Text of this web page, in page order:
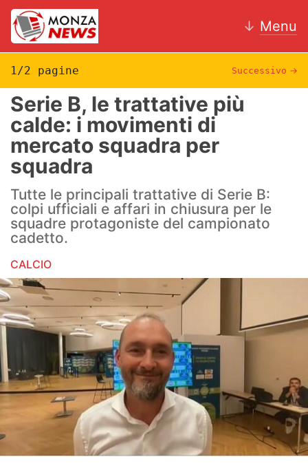
↓ Menu
News
AC Monza
Calcio
Motori
Volley
Hockey
Altri sport
Hockey
Pallanuoto
Pallamano
Altre
News
1/2 pagine Successivo →
Serie B, le trattative più
calde: i movimenti di
mercato squadra per
squadra
Tutte le principali trattative di Serie B:
colpi ufficiali e affari in chiusura per le
squadre protagoniste del campionato
cadetto.
CALCIO